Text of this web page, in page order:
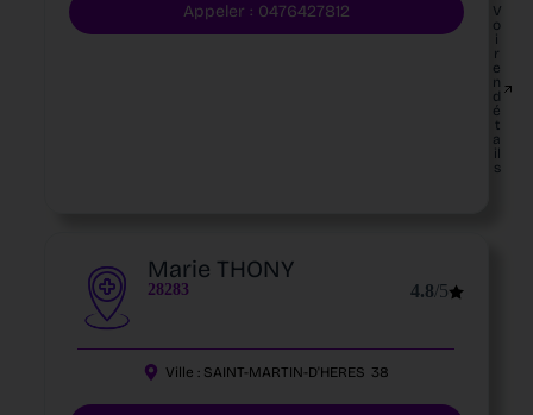
Appeler : 0476427812
V
o
i
r
e
n
d
é
t
a
il
s
Marie THONY
28283 4.8/5
Ville : SAINT-MARTIN-D'HERES 38